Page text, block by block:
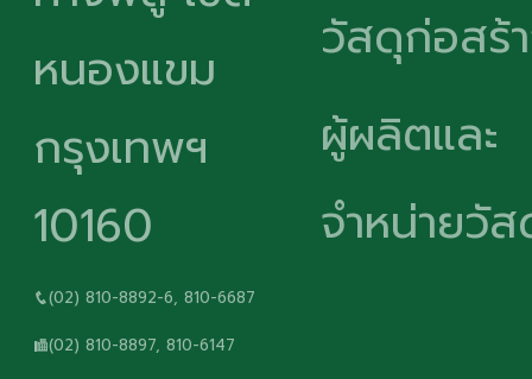
หนองแขม
กรุงเทพฯ
10160
(02) 810-8892-6, 810-6687
(02) 810-8897, 810-6147
วัสดุก่อสร้
ผู้ผลิตและ
จำหน่ายวั